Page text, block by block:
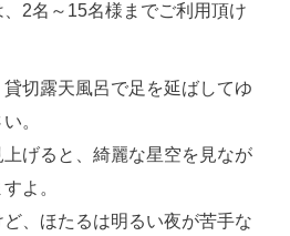
、2名～15名様までご利用頂け
切露天風呂で足を延ばしてゆ
。
げると、綺麗な星空を見なが
よ。
、ほたるは明るい夜が苦手な